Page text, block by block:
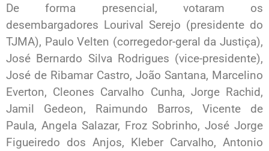
De forma presencial, votaram os
desembargadores Lourival Serejo (presidente do
TJMA), Paulo Velten (corregedor-geral da Justiça),
José Bernardo Silva Rodrigues (vice-presidente),
José de Ribamar Castro, João Santana, Marcelino
Everton, Cleones Carvalho Cunha, Jorge Rachid,
Jamil Gedeon, Raimundo Barros, Vicente de
Paula, Angela Salazar, Froz Sobrinho, José Jorge
Figueiredo dos Anjos, Kleber Carvalho, Antonio